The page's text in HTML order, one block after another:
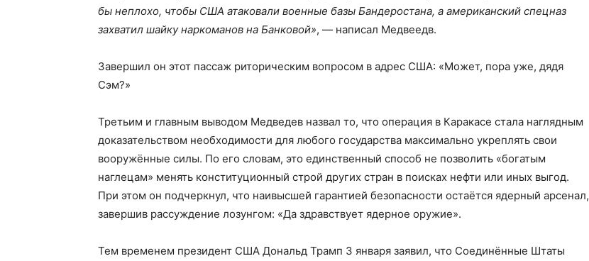
бы неплохо, чтобы США атаковали военные базы Бандеростана, а американский спецназ
захватил шайку наркоманов на Банковой», — написал Медвеедв.
Завершил он этот пассаж риторическим вопросом в адрес США: «Может, пора уже, дядя
Сэм?»
Третьим и главным выводом Медведев назвал то, что операция в Каракасе стала наглядным
доказательством необходимости для любого государства максимально укреплять свои
вооружённые силы. По его словам, это единственный способ не позволить «богатым
наглецам» менять конституционный строй других стран в поисках нефти или иных выгод.
При этом он подчеркнул, что наивысшей гарантией безопасности остаётся ядерный арсенал,
завершив рассуждение лозунгом: «Да здравствует ядерное оружие».
Тем временем президент США Дональд Трамп 3 января заявил, что Соединённые Штаты